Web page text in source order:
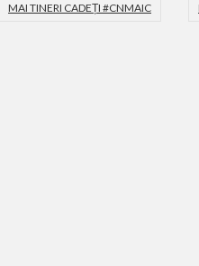
MAI TINERI CADEȚI #CNMAIC